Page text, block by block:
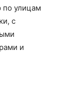
по улицам
с
и